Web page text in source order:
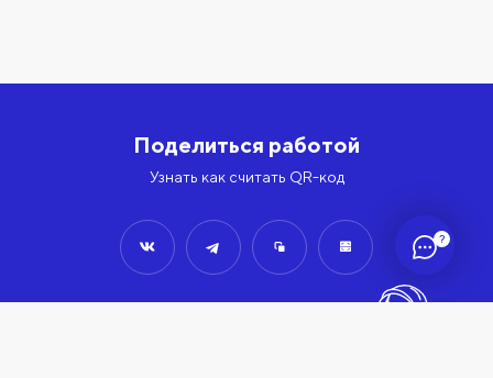
?
Поделиться работой
Узнать как считать QR-код